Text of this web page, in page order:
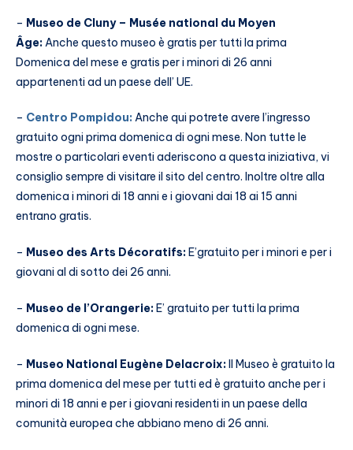
– Museo de Cluny – Musée national du Moyen
Âge: Anche questo museo è gratis per tutti la prima
Domenica del mese e gratis per i minori di 26 anni
appartenenti ad un paese dell’ UE.
– Centro Pompidou: Anche qui potrete avere l’ingresso
gratuito ogni prima domenica di ogni mese. Non tutte le
mostre o particolari eventi aderiscono a questa iniziativa, vi
consiglio sempre di visitare il sito del centro. Inoltre oltre alla
domenica i minori di 18 anni e i giovani dai 18 ai 15 anni
entrano gratis.
– Museo des Arts Décoratifs:E’gratuito per i minori e per i
giovani al di sotto dei 26 anni.
– Museo de l’Orangerie:E’ gratuito per tutti la prima
domenica di ogni mese.
– Museo National Eugène Delacroix:Il Museo è gratuito la
prima domenica del mese per tutti ed è gratuito anche per i
minori di 18 anni e per i giovani residenti in un paese della
comunità europea che abbiano meno di 26 anni.